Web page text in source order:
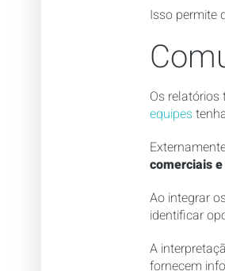
Isso permite
Os
equipes
comerciais
Ao integrar
identificar
A
fornecem